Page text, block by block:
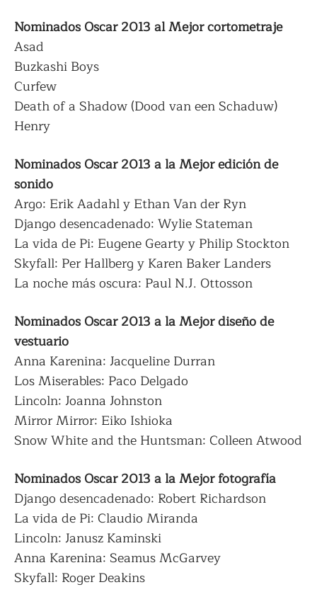
Nominados Oscar 2013 al Mejor cortometraje
Asad
Buzkashi Boys
Curfew
Death of a Shadow (Dood van een Schaduw)
Henry
Nominados Oscar 2013 a la Mejor edición de
sonido
Argo: Erik Aadahl y Ethan Van der Ryn
Django desencadenado: Wylie Stateman
La vida de Pi: Eugene Gearty y Philip Stockton
Skyfall: Per Hallberg y Karen Baker Landers
La noche más oscura: Paul N.J. Ottosson
Nominados Oscar 2013 a la Mejor diseño de
vestuario
Anna Karenina: Jacqueline Durran
Los Miserables: Paco Delgado
Lincoln: Joanna Johnston
Mirror Mirror: Eiko Ishioka
Snow White and the Huntsman: Colleen Atwood
Nominados Oscar 2013 a la Mejor fotografía
Django desencadenado: Robert Richardson
La vida de Pi: Claudio Miranda
Lincoln: Janusz Kaminski
Anna Karenina: Seamus McGarvey
Skyfall: Roger Deakins